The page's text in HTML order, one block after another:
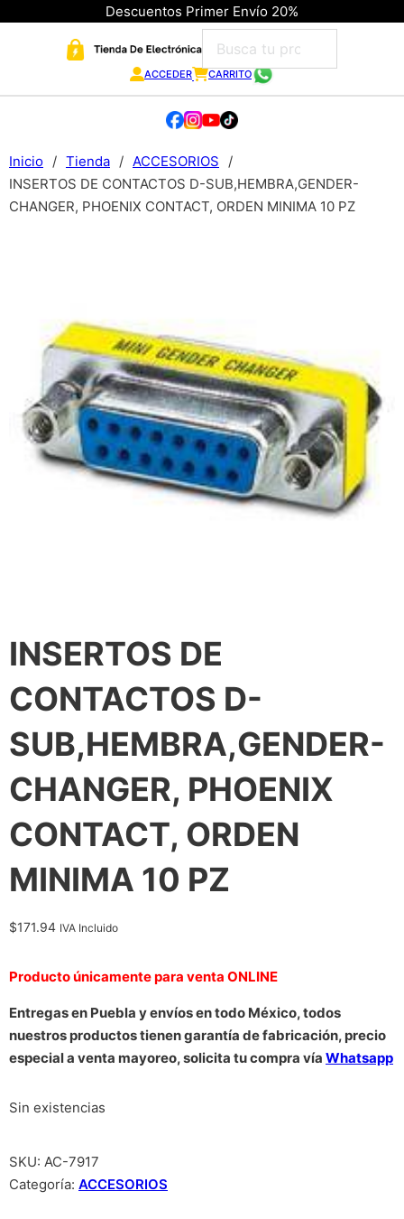
Descuentos Primer Envío 20%
ACCEDER CARRITO
Inicio / Tienda / ACCESORIOS
/
INSERTOS DE CONTACTOS D-SUB,HEMBRA,GENDER-
CHANGER, PHOENIX CONTACT, ORDEN MINIMA 10 PZ
INSERTOS DE
CONTACTOS D-
SUB,HEMBRA,GENDER-
CHANGER, PHOENIX
CONTACT, ORDEN
MINIMA 10 PZ
$171.94 IVA Incluido
Producto únicamente para venta ONLINE
Entregas en Puebla y envíos en todo México, todos
nuestros productos tienen garantía de fabricación, precio
especial a venta mayoreo, solicita tu compra vía Whatsapp
Sin existencias
SKU: AC-7917
Categoría: ACCESORIOS